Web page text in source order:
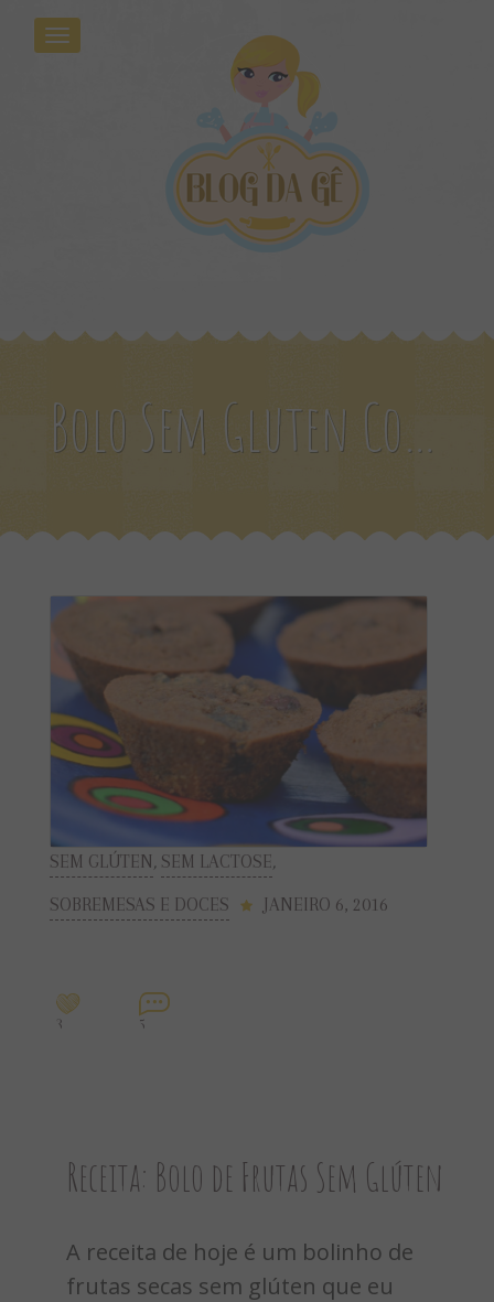
Bolo Sem Gluten Com Frutas
SEM GLÚTEN, SEM LACTOSE,
SOBREMESAS E DOCES JANEIRO 6, 2016
3 5
Receita: Bolo de Frutas Sem Glúten
A receita de hoje é um bolinho de
frutas secas sem glúten que eu